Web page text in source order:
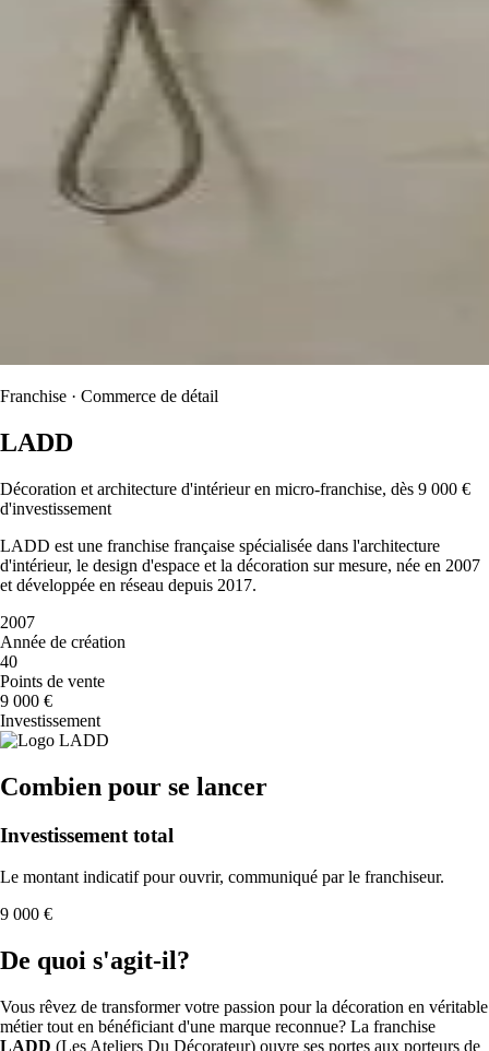
Franchise · Commerce de détail
LADD
Décoration et architecture d'intérieur en micro-franchise, dès 9 000 €
d'investissement
LADD est une franchise française spécialisée dans l'architecture
d'intérieur, le design d'espace et la décoration sur mesure, née en 2007
et développée en réseau depuis 2017.
2007
Année de création
40
Points de vente
9 000 €
Investissement
Combien pour se lancer
Investissement total
Le montant indicatif pour ouvrir, communiqué par le franchiseur.
9 000 €
De quoi s'agit-il?
Vous rêvez de transformer votre passion pour la décoration en véritable
métier tout en bénéficiant d'une marque reconnue? La franchise
LADD (Les Ateliers Du Décorateur) ouvre ses portes aux porteurs de